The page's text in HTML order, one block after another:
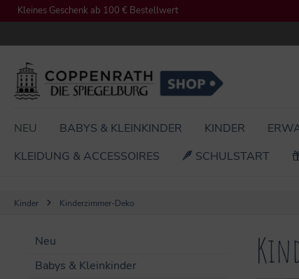
Zur Hauptnavigation springen
Kleines Geschenk ab 100 € Bestellwert
NEU BABYS & KLEINKINDER KINDER
KLEIDUNG & ACCESSOIRES
SCHULSTART
Kinder Kinderzimmer-Deko
Neu
Babys & Kleinkinder